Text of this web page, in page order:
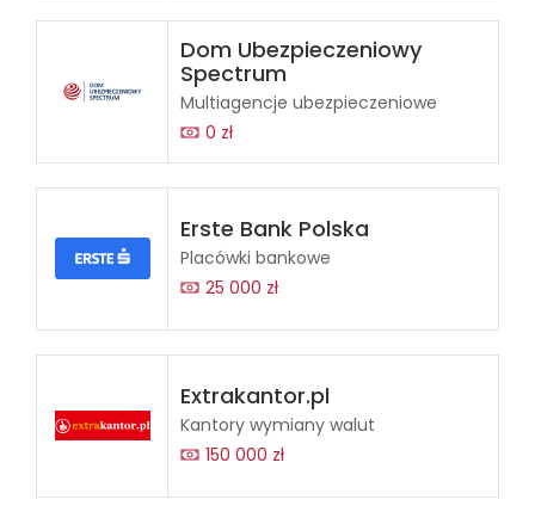
Dom Ubezpieczeniowy
Spectrum
Multiagencje ubezpieczeniowe
0 zł
Erste Bank Polska
Placówki bankowe
25 000 zł
Extrakantor.pl
Kantory wymiany walut
150 000 zł